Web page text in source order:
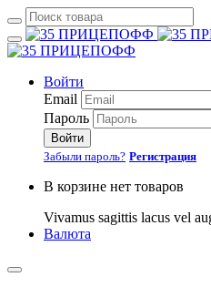
Войти
Email
Пароль
Войти
Забыли пароль? Регистрация
В корзине нет товаров
Vivamus sagittis lacus vel
Валюта